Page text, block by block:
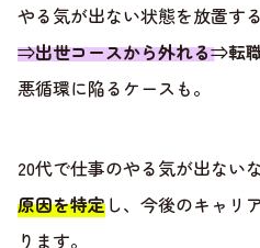
やる気が出ない状態を放置する
⇒出世コースから外れる⇒転
悪循環に陥るケースも。
20代で仕事のやる気が出ない
原因を特定し、今後のキャリ
ります。